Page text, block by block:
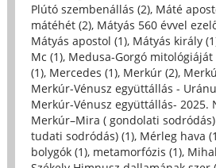
Plútó szembenállás (2), Máté
mátéhét (2), Mátyás 560 évvel
Mátyás apostol (1), Mátyás király
Mc (1), Medusa-Gorgó mitológiáját
(1), Mercedes (1), Merkúr (2),
Merkúr-Vénusz együttállás -
Merkúr-Vénusz együttállás- 2025.
Merkúr–Mira ( gondolati sodródás)
tudati sodródás) (1), Mérleg hava
bolygók (1), metamorfózis (1),